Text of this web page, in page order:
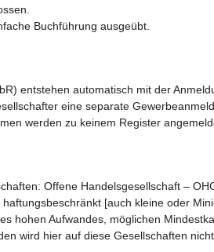
Buchführung ausgeübt.
entstehen automatisch mit der
eine separate
werden zu keinem Register
Offene Handelsgesellschaft –
[auch kleine oder
hohen Aufwandes, möglichen
wird hier auf diese Gesellschaften